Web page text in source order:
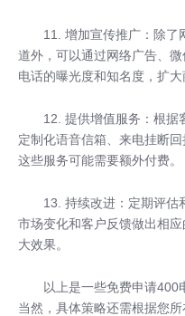
11. 增加宣传推广：除了
道外，可以通过网络广告、
电话的曝光度和知名度，扩大
12. 提供增值服务：根据
定制化语音信箱、来电挂断
这些服务可能需要额外付费。
13. 持续改进：定期评估
市场变化和客户反馈做出相
大效果。
以上是一些免费申请400
当然，具体策略还需根据您